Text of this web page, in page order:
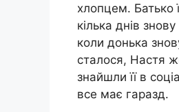
хлопцем. Батько
кілька днів
коли донька
сталося, Настя
знайшли її в
все має гаразд.